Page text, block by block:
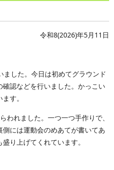
令和8(2026)年5月11日
した。今日は初めてグラウンド
認などを行いました。かっこい
す。
われました。一つ一つ手作りで、
には運動会のめあてが書いてあ
り上げてくれています。